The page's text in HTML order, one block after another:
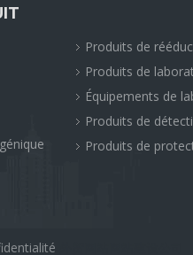
Produits de
Produits de
Équipements de
Produits de
Produits de